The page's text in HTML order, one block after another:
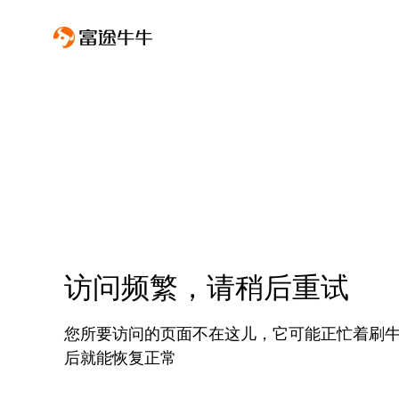
访问频繁，请稍后重试
您所要访问的页面不在这儿，它可能正忙着刷
后就能恢复正常